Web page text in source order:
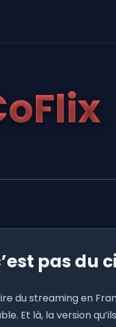
pas du
du streaming en
Et là, la version